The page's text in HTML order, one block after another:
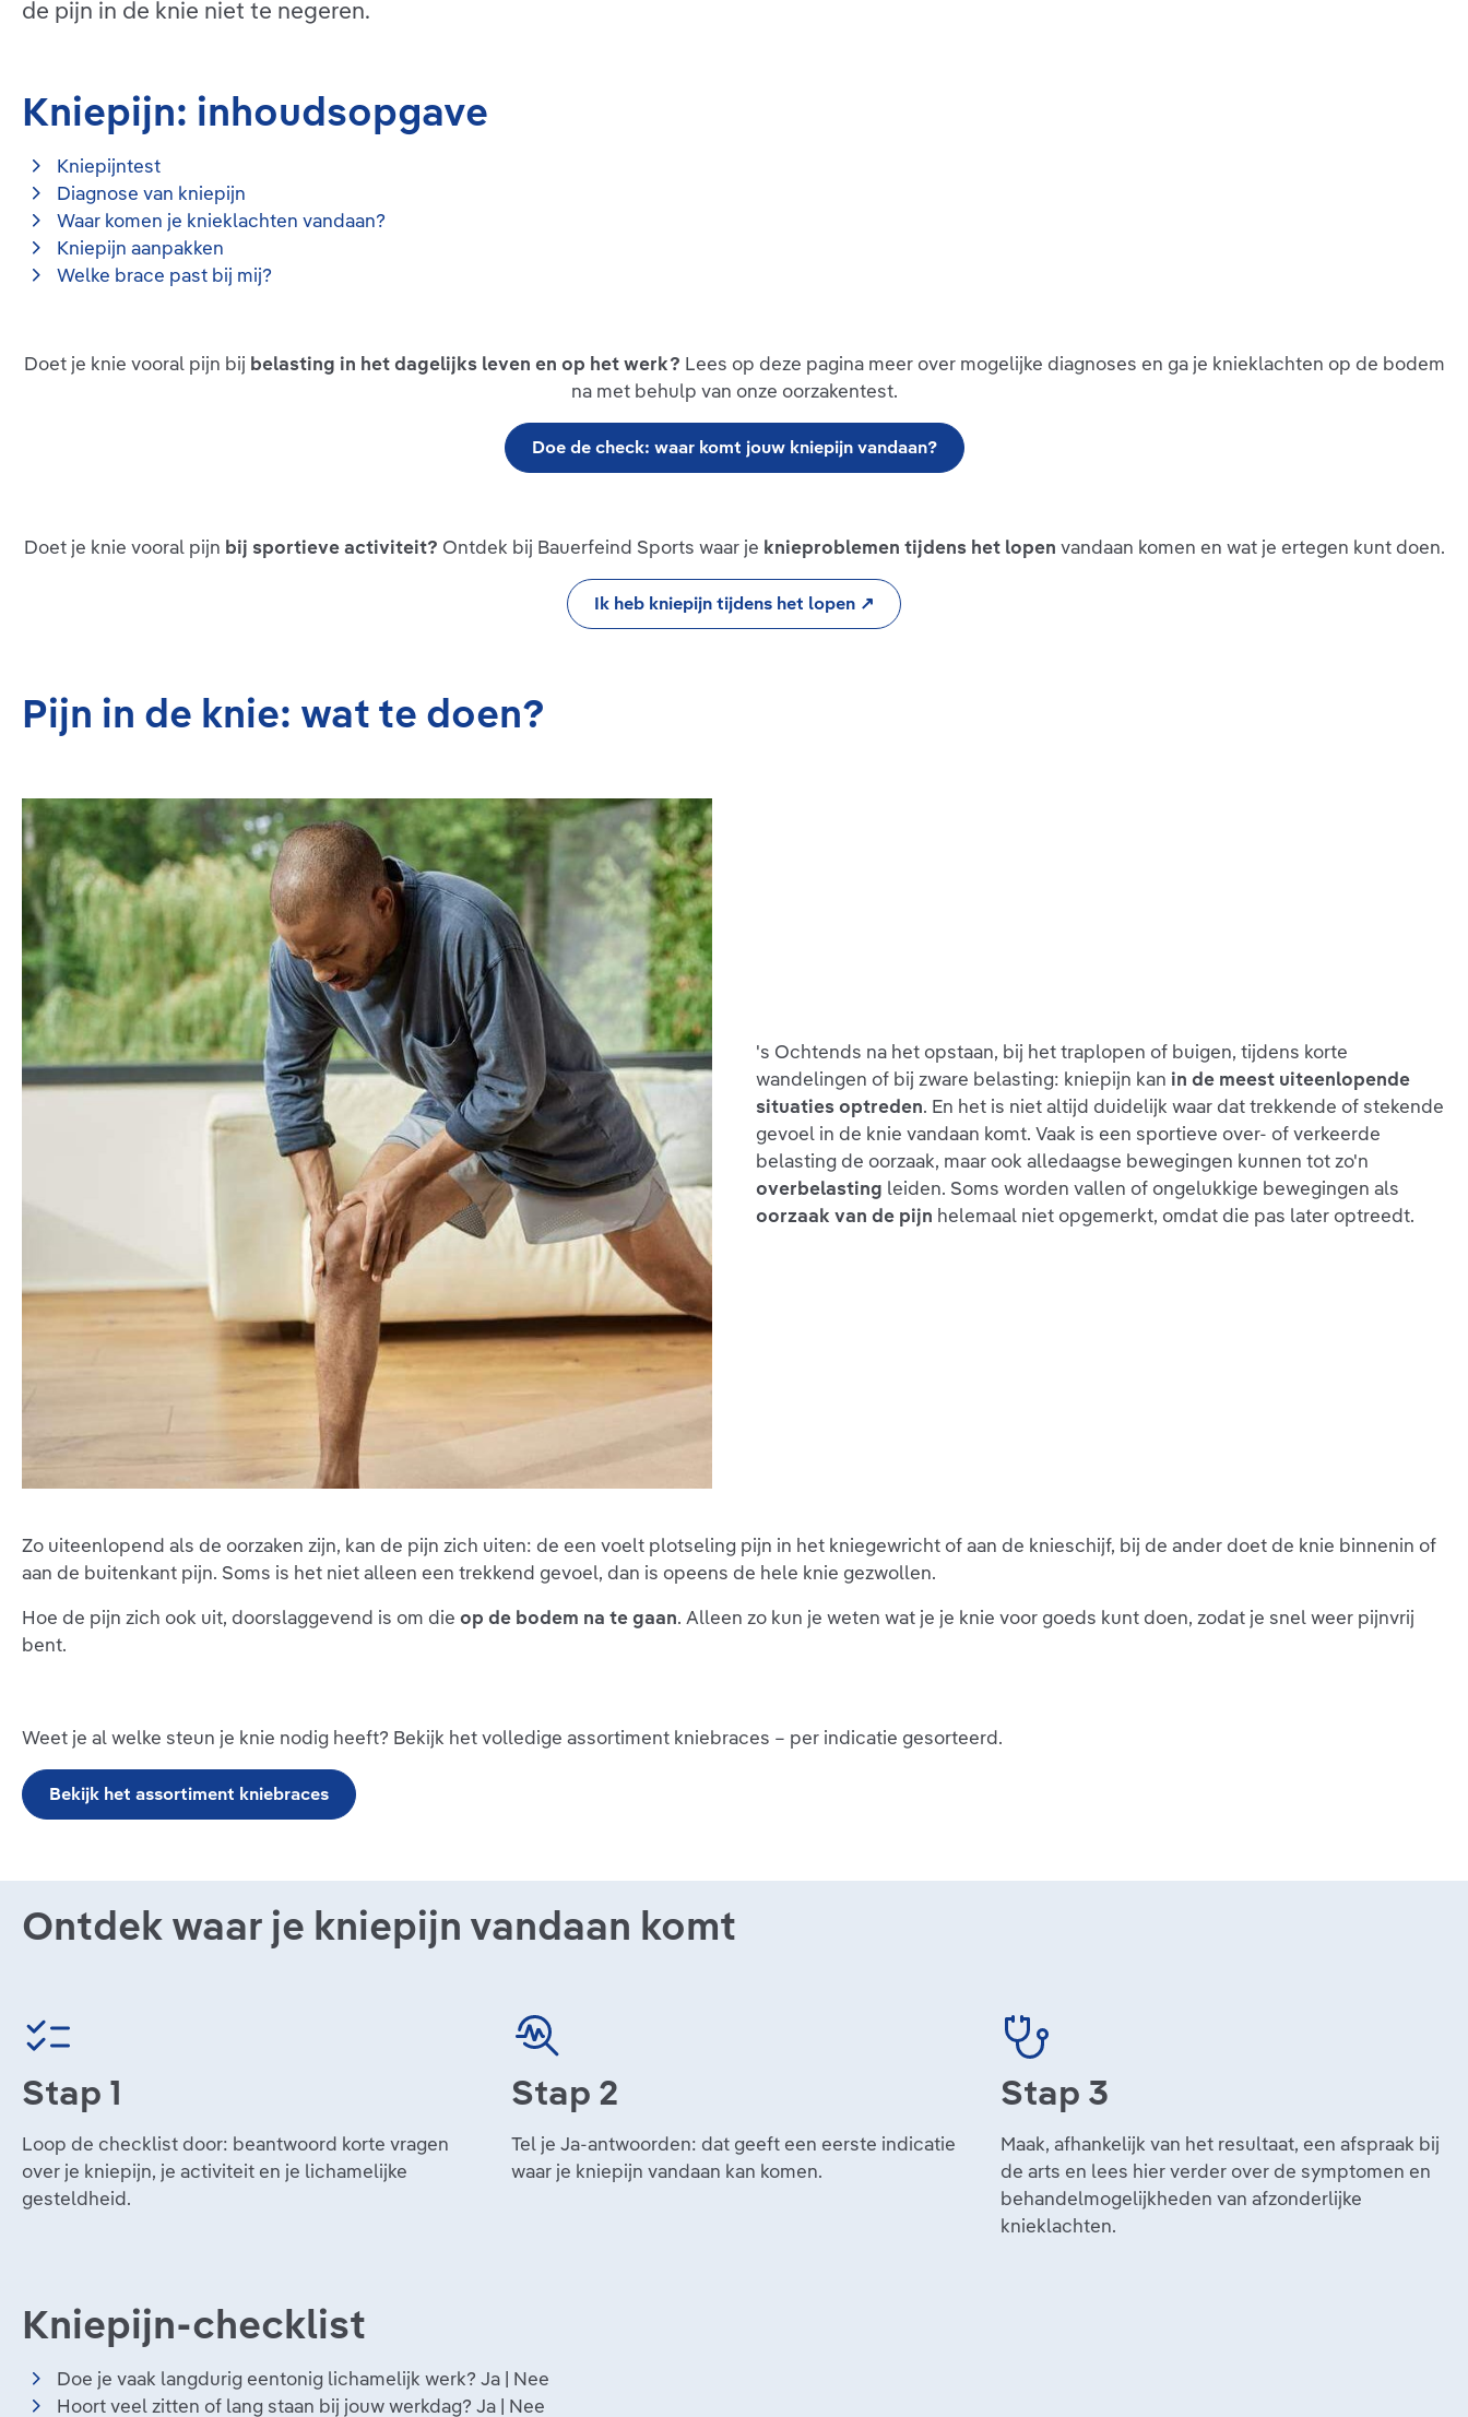
de pijn in de knie niet te negeren.
Kniepijn: inhoudsopgave
Kniepijntest
Diagnose van kniepijn
Waar komen je knieklachten vandaan?
Kniepijn aanpakken
Welke brace past bij mij?
Doet je knie vooral pijn bij belasting in het dagelijks leven en op het werk? Lees op deze pagina meer over mogelijke diagnoses en ga je knieklachten op de bodem
na met behulp van onze oorzakentest.
Doe de check: waar komt jouw kniepijn vandaan?
Doet je knie vooral pijn bij sportieve activiteit? Ontdek bij Bauerfeind Sports waar je knieproblemen tijdens het lopen vandaan komen en wat je ertegen kunt doen.
Ik heb kniepijn tijdens het lopen ↗
Pijn in de knie: wat te doen?
's Ochtends na het opstaan, bij het traplopen of buigen, tijdens korte
wandelingen of bij zware belasting: kniepijn kan in de meest uiteenlopende
situaties optreden. En het is niet altijd duidelijk waar dat trekkende of stekende
gevoel in de knie vandaan komt. Vaak is een sportieve over- of verkeerde
belasting de oorzaak, maar ook alledaagse bewegingen kunnen tot zo'n
overbelasting leiden. Soms worden vallen of ongelukkige bewegingen als
oorzaak van de pijn helemaal niet opgemerkt, omdat die pas later optreedt.
Zo uiteenlopend als de oorzaken zijn, kan de pijn zich uiten: de een voelt plotseling pijn in het kniegewricht of aan de knieschijf, bij de ander doet de knie binnenin of
aan de buitenkant pijn. Soms is het niet alleen een trekkend gevoel, dan is opeens de hele knie gezwollen.
Hoe de pijn zich ook uit, doorslaggevend is om die op de bodem na te gaan. Alleen zo kun je weten wat je je knie voor goeds kunt doen, zodat je snel weer pijnvrij
bent.
Weet je al welke steun je knie nodig heeft? Bekijk het volledige assortiment kniebraces – per indicatie gesorteerd.
Bekijk het assortiment kniebraces
Ontdek waar je kniepijn vandaan komt
Stap 1
Loop de checklist door: beantwoord korte vragen
over je kniepijn, je activiteit en je lichamelijke
gesteldheid.
Stap 2
Tel je Ja-antwoorden: dat geeft een eerste indicatie
waar je kniepijn vandaan kan komen.
Stap 3
Maak, afhankelijk van het resultaat, een afspraak bij
de arts en lees hier verder over de symptomen en
behandelmogelijkheden van afzonderlijke
knieklachten.
Kniepijn-checklist
Doe je vaak langdurig eentonig lichamelijk werk? Ja | Nee
Hoort veel zitten of lang staan bij jouw werkdag? Ja | Nee